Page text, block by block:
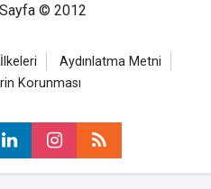
© 2012
Aydınlatma Metni
Korunması